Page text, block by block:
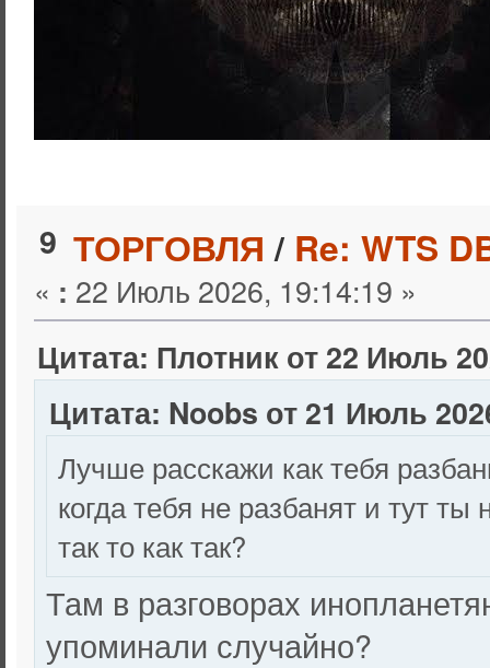
9 ТОРГОВЛЯ / Re: WTS
« : 22 Июль 2026, 19:14:19 »
Цитата: Плотник от 22 Июль
Цитата: Noobs от 21 Июль
Лучше расскажи как тебя
когда тебя не разбанят и тут
так то как так?
Там в разговорах
упоминали случайно?